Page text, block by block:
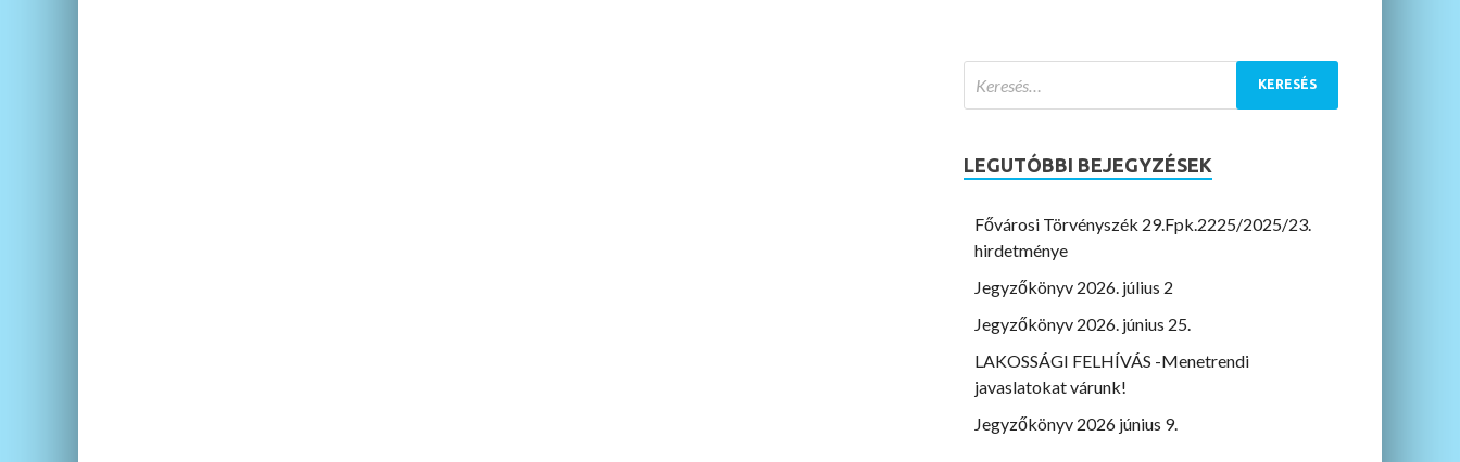
LEGUTÓBBI BEJEGYZÉSEK
Fővárosi Törvényszék 29.Fpk.2225/2025/23.
hirdetménye
Jegyzőkönyv 2026. július 2
Jegyzőkönyv 2026. június 25.
LAKOSSÁGI FELHÍVÁS -Menetrendi
javaslatokat várunk!
Jegyzőkönyv 2026 június 9.